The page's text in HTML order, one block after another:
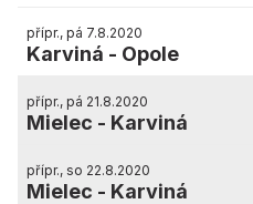
přípr., pá 7.8.2020
Karviná - Opole
přípr., pá 21.8.2020
Mielec - Karviná
přípr., so 22.8.2020
Mielec - Karviná